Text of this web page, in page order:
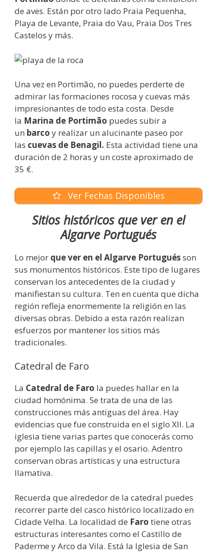
de aves. Están por otro lado Praia Pequenha,
Playa de Levante, Praia do Vau, Praia Dos Tres
Castelos y más.
Una vez en Portimão, no puedes perderte de
admirar las formaciones rocosa y cuevas más
impresionantes de todo esta costa. Desde
la Marina de Portimão puedes subir a
un barco y realizar un alucinante paseo por
las cuevas de Benagil. Esta actividad tiene una
duración de 2 horas y un coste aproximado de
35 €.
Ver Fechas Disponibles
Sitios históricos que ver en el
Algarve Portugués
Lo mejor que ver en el Algarve Portuguésson
sus monumentos históricos. Este tipo de lugares
conservan los antecedentes de la ciudad y
manifiestan su cultura. Ten en cuenta que dicha
región refleja enormemente la religión en las
diversas obras. Debido a esta razón realizan
esfuerzos por mantener los sitios más
tradicionales.
Catedral de Faro
La Catedral de Faro la puedes hallar en la
ciudad homónima. Se trata de una de las
construcciones más antiguas del área. Hay
evidencias que fue construida en el siglo XII. La
iglesia tiene varias partes que conocerás como
por ejemplo las capillas y el osario. Adentro
conservan obras artísticas y una estructura
llamativa.
Recuerda que alrededor de la catedral puedes
recorrer parte del casco histórico localizado en
Cidade Velha. La localidad de Faro tiene otras
estructuras interesantes como el Castillo de
Paderme y Arco da Vila. Está la Iglesia de San